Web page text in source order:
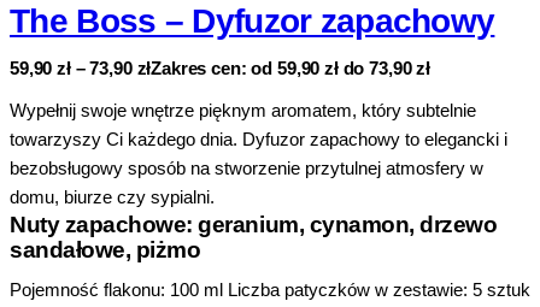
The Boss – Dyfuzor zapachowy
59,90zł – 73,90 złZakres cen: od 59,90 zł do 73,90 zł
Wypełnij swoje wnętrze pięknym aromatem, który subtelnie
towarzyszy Ci każdego dnia. Dyfuzor zapachowy to elegancki i
bezobsługowy sposób na stworzenie przytulnej atmosfery w
domu, biurze czy sypialni.
Nuty zapachowe: geranium, cynamon, drzewo
sandałowe, piżmo
Pojemność flakonu: 100 ml Liczba patyczków w zestawie: 5 sztuk